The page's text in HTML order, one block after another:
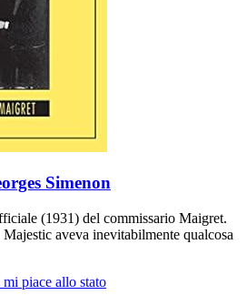
Simenon
(1931) del commissario Maigret.
aveva inevitabilmente qualcosa
piace allo stato